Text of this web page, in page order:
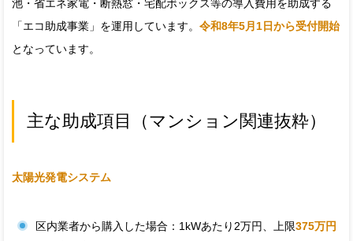
池・省エネ家電・断熱窓・宅配ボックス等の導入費用を助成する
「エコ助成事業」を運用しています。 令和8年5月1日から受付開始
となっています。
主な助成項目（マンション関連抜粋）
太陽光発電システム
区内業者から購入した場合：1kWあたり2万円、上限375万円